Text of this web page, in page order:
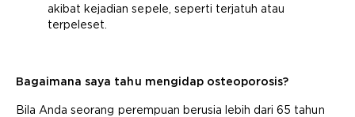
akibat kejadian sepele, seperti terjatuh atau
terpeleset.
Bagaimana saya tahu mengidap osteoporosis?
Bila Anda seorang perempuan berusia lebih dari 65 tahun